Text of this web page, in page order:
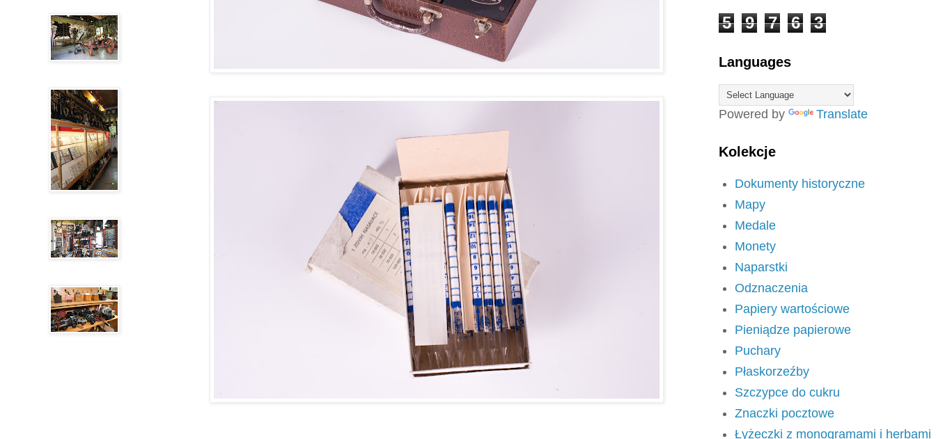
5 9 7 6 3
Languages
Powered by Translate
Kolekcje
Dokumenty historyczne
Mapy
Medale
Monety
Naparstki
Odznaczenia
Papiery wartościowe
Pieniądze papierowe
Puchary
Płaskorzeźby
Szczypce do cukru
Znaczki pocztowe
Łyżeczki z monogramami i herbami